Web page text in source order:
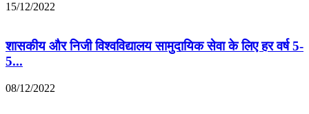
15/12/2022
शासकीय और निजी विश्वविद्यालय सामुदायिक सेवा के लिए हर वर्ष 5-
5...
08/12/2022